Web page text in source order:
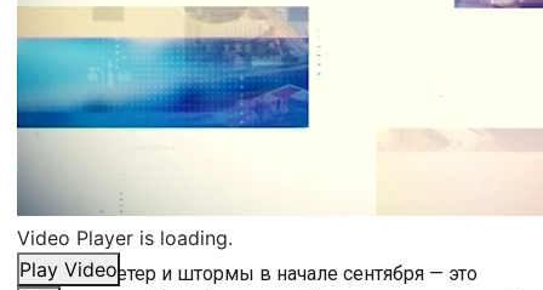
Video Player is loading.
Play Video
Сильный ветер и штормы в начале сентября — это